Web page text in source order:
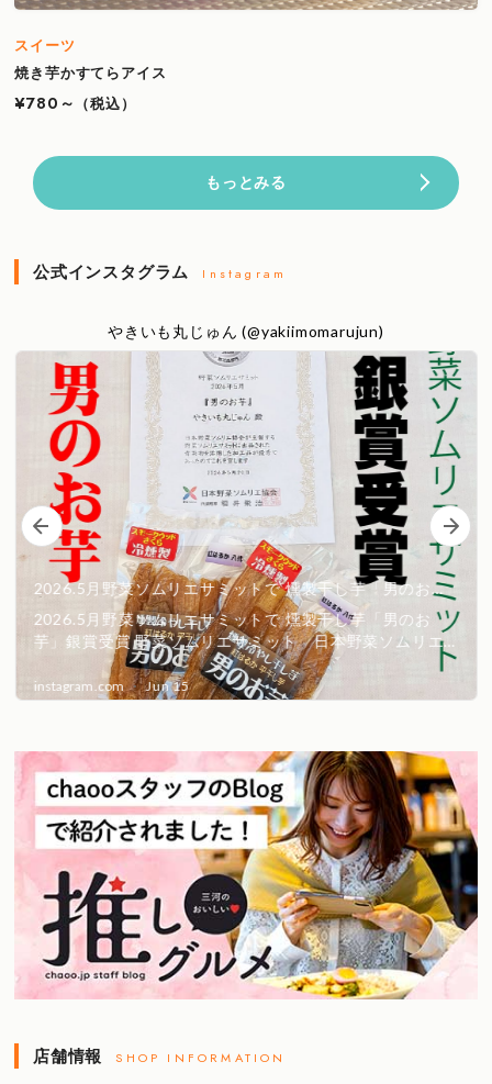
スイーツ
焼き芋かすてらアイス
¥780～
（税込）
もっとみる
公式インスタグラム Instagram
店舗情報 SHOP INFORMATION